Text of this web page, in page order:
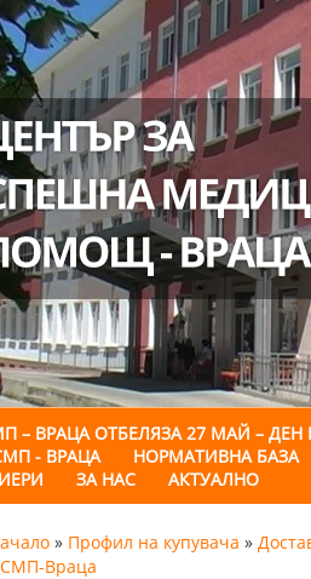
– ВРАЦА ОТБЕЛЯЗА 27 МАЙ –
- ВРАЦА
НОРМАТИВНА БАЗА
ЗА НАС АКТУАЛНО
» Профил на купувача »
Враца